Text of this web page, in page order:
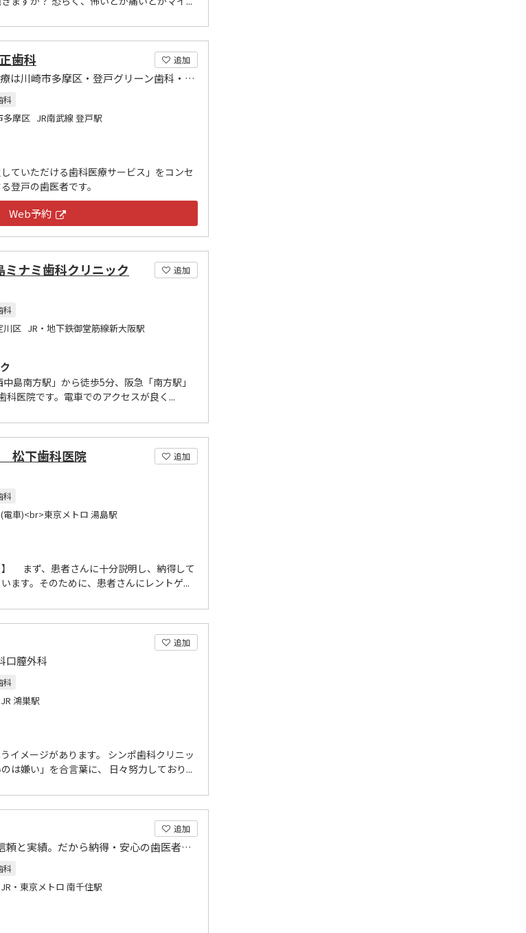
追加
歯科
インプラント・矯正歯科治療は川崎市多摩区・登戸グリーン歯科・矯正歯科まで
科
多摩区 JR南武線 登戸駅
ていただける歯科医療サービス」をコンセ
登戸の歯医者です。
Web予約
追加
ナミ歯科クリニック
科
川区 JR・地下鉄御堂筋線新大阪駅
島南方駅」から徒歩5分、阪急「南方駅」
医院です。電車でのアクセスが良く...
追加
松下歯科医院
科
車)<br>東京メトロ 湯島駅
】 まず、患者さんに十分説明し、納得して
ます。そのために、患者さんにレントゲ...
追加
口膣外科
科
鴻巣駅
イメージがあります。 シンポ歯科クリニッ
は嫌い」を合言葉に、 日々努力しており...
追加
100年の歴史の中で培った信頼と実績。だから納得・安心の歯医者さん。
科
・東京メトロ 南千住駅